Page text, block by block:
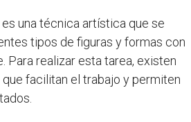
es una técnica artística que se
tipos de figuras y formas con
Para realizar esta tarea, existen
facilitan el trabajo y permiten